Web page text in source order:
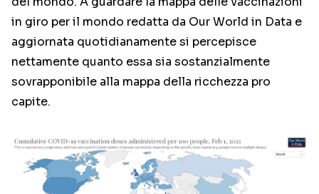
in giro per il mondo redatta da Our World in Data e
aggiornata quotidianamente si percepisce
nettamente quanto essa sia sostanzialmente
sovrapponibile alla mappa della ricchezza pro
capite.